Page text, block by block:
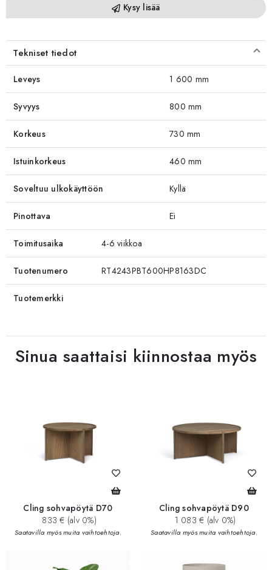
Kysy lisää
Tekniset tiedot
Leveys 1 600 mm
Syvyys 800 mm
Korkeus 730 mm
Istuinkorkeus 460 mm
Soveltuu ulkokäyttöön Kyllä
Pinottava Ei
Toimitusaika 4-6 viikkoa
Tuotenumero RT4243PBT600HP8163DC
Tuotemerkki
Sinua saattaisi kiinnostaa myös
Cling sohvapöytä D70
833 € (alv 0%)
Saatavilla myös muita vaihtoehtoja.
Cling sohvapöytä D90
1 083 € (alv 0%)
Saatavilla myös muita vaihtoehtoja.